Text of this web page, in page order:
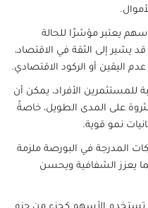
يعتبر مؤشرًا للحالة
يشير إلى الثقة في الاقتصاد،
اليقين أو الركود الاقتصادي.
للمستثمرين الأفراد، يمكن أن
على المدى الطويل، خاصةً
نمو قوية.
المدرجة في البورصة ملزمة
يعزز الشفافية ويحسن